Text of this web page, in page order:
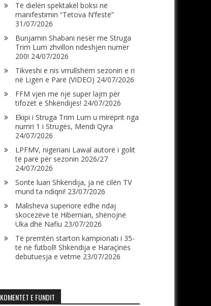
Të dielën spektakël boksi në
manifestimin “Tetova N’festë”
31/07/2026
Bunjamin Shabani nesër me Struga
Trim Lum zhvillon ndeshjen numër
200! 24/07/2026
Tikveshi e nis vrrullshëm sezonin e ri
në Ligën e Parë (VIDEO) 24/07/2026
FFM vjen me një super lajm për
tifozët e Shkëndijës! 24/07/2026
Ekipi i Struga Trim Lum u mirëprit nga
numri 1 i Strugës, Mendi Qyra
24/07/2026
LPFMV, nigeriani Lawal autorë i golit
të parë për sezonin 2026/27
24/07/2026
Sonte luan Shkëndija, ja në cilën TV
mund ta ndiqni! 23/07/2026
Malisheva superiore edhe ndaj
skocezëve të Hibernian, shënojnë
Uka dhe Nafiu 23/07/2026
Të premtën starton kampionati i 35-
të në futboll! Shkëndija e Haraçinës
debutuesja e vetme 23/07/2026
KOMENTET E FUNDIT